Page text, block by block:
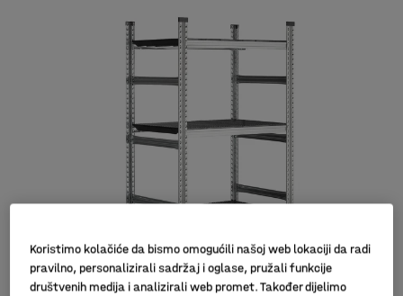
Koristimo kolačiće da bismo omogućili našoj web lokaciji da radi
pravilno, personalizirali sadržaj i oglase, pružali funkcije
društvenih medija i analizirali web promet. Također dijelimo